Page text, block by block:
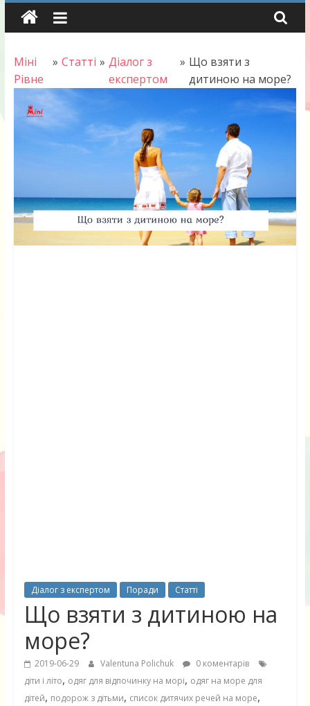
Skip
Міні
Рівне
» Статті » Діалог з
експертом
» Що взяти з
дитиною на море?
Діалог з експертом Поради Статті
Що взяти з дитиною на
море?
2019-06-29 Valentuna Polichuk
0 коментарів
діти і літо, одяг для відпочинку на морі, одяг на море для
дітей, подорож з дітьми, список дитячих речей на море,